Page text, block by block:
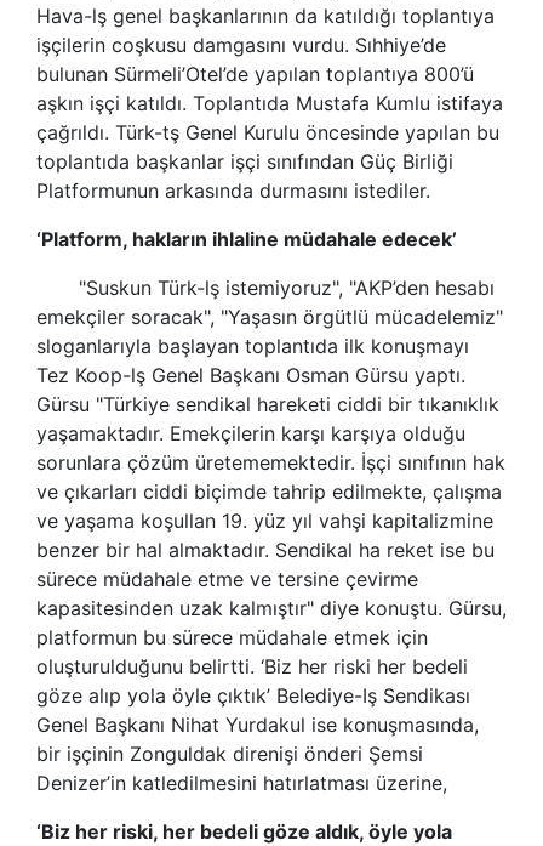
Hava-lş genel başkanlarının da katıldığı toplantıya
işçilerin coşkusu damgasını vurdu. Sıhhiye’de
bulunan Sürmeli’Otel’de yapılan toplantıya 800’ü
aşkın işçi katıldı. Toplantıda Mustafa Kumlu istifaya
çağrıldı. Türk-tş Genel Kurulu öncesinde yapılan bu
toplantıda başkanlar işçi sınıfından Güç Birliği
Platformunun arkasında durmasını istediler.
‘Platform, hakların ihlaline müdahale edecek’
"Suskun Türk-lş istemiyoruz", "AKP’den hesabı
emekçiler soracak", "Yaşasın örgütlü mücadelemiz"
sloganlarıyla başlayan toplantıda ilk konuşmayı
Tez Koop-lş Genel Başkanı Osman Gürsu yaptı.
Gürsu "Türkiye sendikal hareketi ciddi bir tıkanıklık
yaşamaktadır. Emekçilerin karşı karşıya olduğu
sorunlara çözüm üretememektedir. İşçi sınıfının hak
ve çıkarları ciddi biçimde tahrip edilmekte, çalışma
ve yaşama koşullan 19. yüz yıl vahşi kapitalizmine
benzer bir hal almaktadır. Sendikal ha reket ise bu
sürece müdahale etme ve tersine çevirme
kapasitesinden uzak kalmıştır" diye konuştu. Gürsu,
platformun bu sürece müdahale etmek için
oluşturulduğunu belirtti. ‘Biz her riski her bedeli
göze alıp yola öyle çıktık’ Belediye-Iş Sendikası
Genel Başkanı Nihat Yurdakul ise konuşmasında,
bir işçinin Zonguldak direnişi önderi Şemsi
Denizer’in katledilmesini hatırlatması üzerine,
‘Biz her riski, her bedeli göze aldık, öyle yola